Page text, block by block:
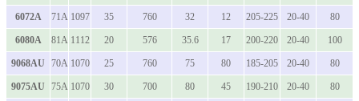
6072A 71A 1097 35 760 32 12 205-225 20-40 80
6080A 81A 1112 20 576 35.6 17 200-220 20-40 100
9068AU 70A 1070 25 760 75 80 185-205 20-40 80
9075AU 75A 1070 30 700 80 45 190-210 20-40 80